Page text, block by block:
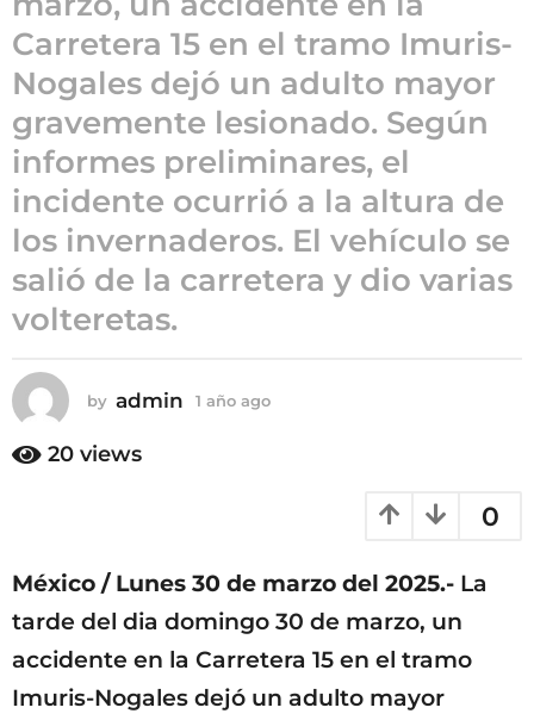
ñ
o
a
g
o
Carretera 15 en el tramo Imuris-
Nogales dejó un adulto mayor
gravemente lesionado. Según
informes preliminares, el
incidente ocurrió a la altura de
los invernaderos. El vehículo se
salió de la carretera y dio varias
volteretas.
by admin 1 año ago
20 views
0
México / Lunes 30 de marzo del 2025.- La
tarde del dia domingo 30 de marzo, un
accidente en la Carretera 15 en el tramo
Imuris-Nogales dejó un adulto mayor